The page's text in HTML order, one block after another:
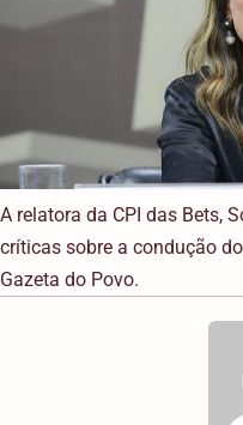
A relatora da CPI das Bets,
críticas sobre a condução
Gazeta do Povo.